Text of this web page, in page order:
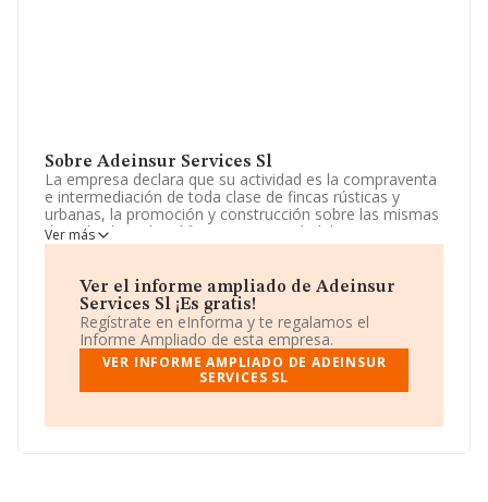
Sobre Adeinsur Services Sl
La empresa declara que su actividad es la compraventa
e intermediación de toda clase de fincas rústicas y
urbanas, la promoción y construcción sobre las mismas
de toda clase de edificaciones, su rehabilitacion, venta o
arrendamiento no financiero, y la construcción de toda
cualquier na. La sociedad está inscrita en el Registro
Mercantil como Sociedad Limitada. Tiene CNAE: 6812 -
'%cnae%'. La compañía no tiene actividad en mercados
exteriores.
La sociedad españolaAdeinsur Services S.L, con CIF
B93097426, tiene su domicilio social establecido en
Andalucía.
Ver más
Ver el informe ampliado de Adeinsur
Services Sl ¡Es gratis!
Regístrate en eInforma y te regalamos el
Informe Ampliado de esta empresa.
VER INFORME AMPLIADO DE ADEINSUR
SERVICES SL